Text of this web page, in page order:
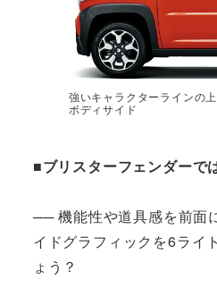
強いキャラクターラインの
ボディサイド
■ブリスターフェンダーで
── 機能性や道具感を前面
イドグラフィックを6ライ
ょう？